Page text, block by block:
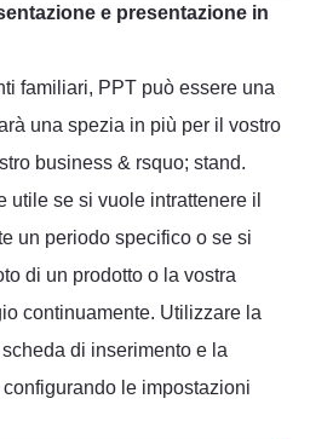
e presentazione in
familiari, PPT può essere una
una spezia in più per il vostro
business & rsquo; stand.
utile se si vuole intrattenere il
un periodo specifico o se si
di un prodotto o la vostra
continuamente. Utilizzare la
di inserimento e la
le impostazioni